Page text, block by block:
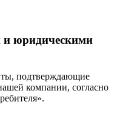
и юридическими
подтверждающие
компании, согласно